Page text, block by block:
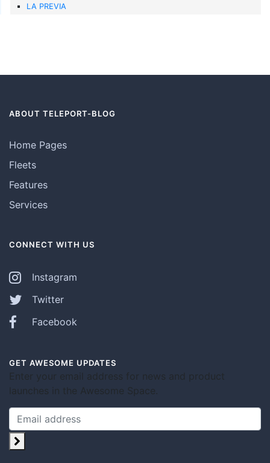
LA PREVIA
ABOUT TELEPORT-BLOG
Home Pages
Fleets
Features
Services
CONNECT WITH US
Instagram
Twitter
Facebook
GET AWESOME UPDATES
Enter your email address for news and product
launches in the Awesome Space.